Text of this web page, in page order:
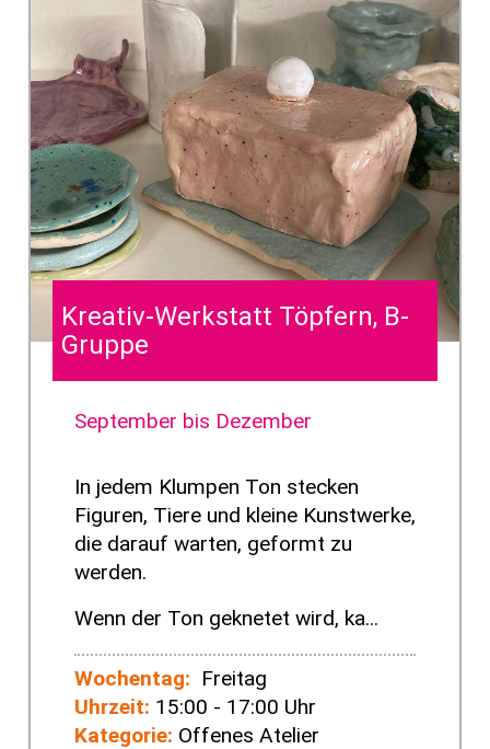
Kreativ-Werkstatt Töpfern, B-
Gruppe
September bis Dezember
In jedem Klumpen Ton stecken
Figuren, Tiere und kleine Kunstwerke,
die darauf warten, geformt zu
werden.
Wenn der Ton geknetet wird, ka...
Wochentag: Freitag
Uhrzeit: 15:00 - 17:00 Uhr
Kategorie: Offenes Atelier